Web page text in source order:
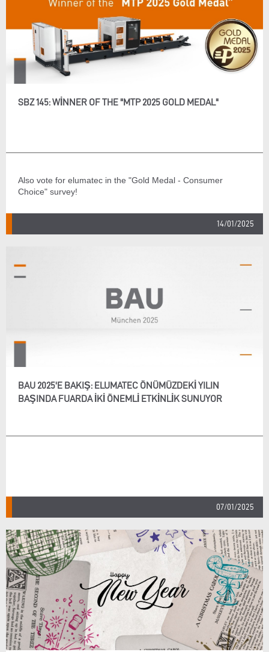
SBZ 145: WINNER OF THE "MTP 2025 GOLD MEDAL"
Also vote for elumatec in the "Gold Medal - Consumer
Choice" survey!
14/01/2025
BAU 2025'E BAKIŞ: ELUMATEC ÖNÜMÜZDEKI YILIN
BAŞINDA FUARDA IKI ÖNEMLI ETKINLIK SUNUYOR
07/01/2025